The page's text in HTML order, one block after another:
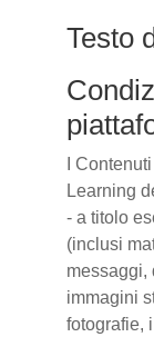
Testo
I
Learning
- a titolo
(inclusi
messaggi,
immagini
fotografie,